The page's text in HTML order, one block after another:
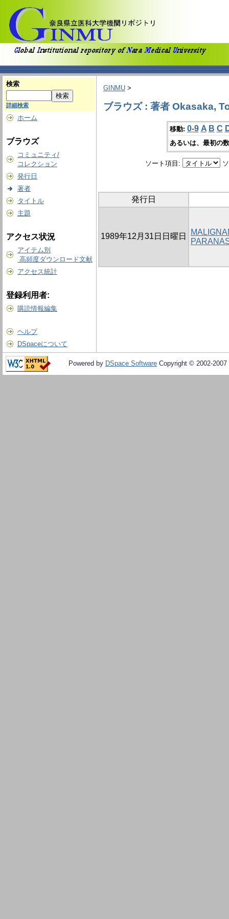
検索
詳細検索
ホーム
ブラウズ
コミュニティ/
コレクション
発行日
著者
タイトル
主題
アクセス状況
アイテム別
高頻度ダウンロード文献
アクセス統計
登録利用者:
購読情報編集
ヘルプ
DSpaceについて
GINMU >
ブラウズ : 著者 Okasaka,
移動: 0-9 A B C
あるいは、最初の
ソート項目:
発行日
1989年12月31日日曜日
Powered by DSpace Software Copyright © 2002-2007